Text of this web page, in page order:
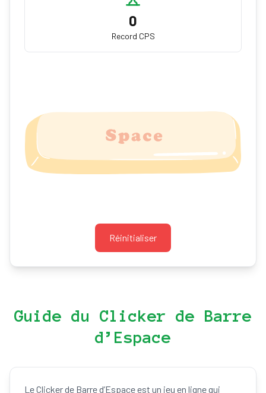
0
Record CPS
Réinitialiser
Guide du Clicker de Barre
d’Espace
Le Clicker de Barre d’Espace est un jeu en ligne qui